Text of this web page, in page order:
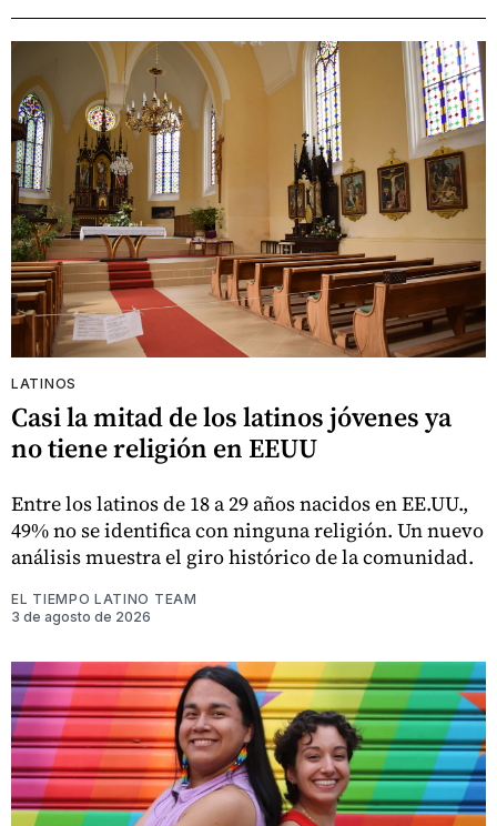
LATINOS
Casi la mitad de los latinos jóvenes ya
no tiene religión en EEUU
Entre los latinos de 18 a 29 años nacidos en EE.UU.,
49% no se identifica con ninguna religión. Un nuevo
análisis muestra el giro histórico de la comunidad.
EL TIEMPO LATINO TEAM
3 de agosto de 2026